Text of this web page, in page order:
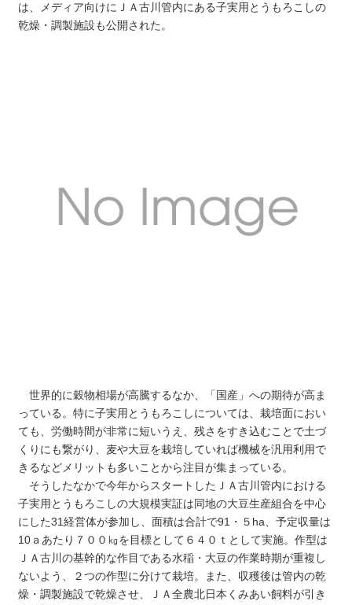
は、メディア向けにＪＡ古川管内にある子実用とうもろこしの
乾燥・調製施設も公開された。
世界的に穀物相場が高騰するなか、「国産」への期待が高ま
っている。特に子実用とうもろこしについては、栽培面におい
ても、労働時間が非常に短いうえ、残さをすき込むことで土づ
くりにも繋がり、麦や大豆を栽培していれば機械を汎用利用で
きるなどメリットも多いことから注目が集まっている。
そうしたなかで今年からスタートしたＪＡ古川管内における
子実用とうもろこしの大規模実証は同地の大豆生産組合を中心
にした31経営体が参加し、面積は合計で91・５ha、予定収量は
10ａあたり７００㎏を目標として６４０ｔとして実施。作型は
ＪＡ古川の基幹的な作目である水稲・大豆の作業時期が重複し
ないよう、２つの作型に分けて栽培。また、収穫後は管内の乾
燥・調製施設で乾燥させ、ＪＡ全農北日本くみあい飼料が引き